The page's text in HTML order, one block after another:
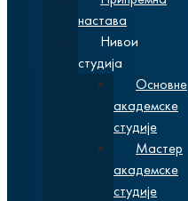
настава
Нивои
студија
Основне
академске
студије
Мастер
академске
студије